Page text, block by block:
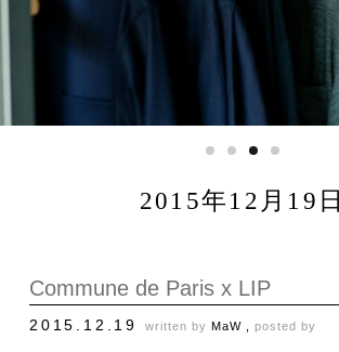
2015年12月19日
Commune de Paris x LIP
2015.12.19 written by MaW , posted by